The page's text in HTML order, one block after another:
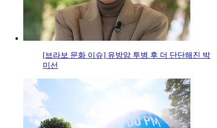
[브라보 문화 이슈] 유방암 투병 후 더 단단해진 박
미선